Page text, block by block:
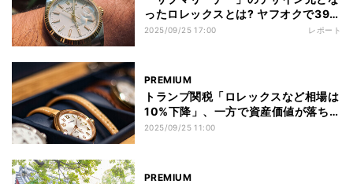
ったロレックスとは? ヤフオクで390
万円の1本を解説
2025/09/25 17:00 レポート
PREMIUM
トランプ関税「ロレックスなど相場は
10%下降」、一方で資産価値が落ちづ
らかった腕時計ブランドは
2025/09/25 11:00
PREMIUM